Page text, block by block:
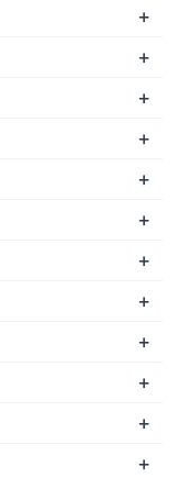
+
+
+
+
+
+
+
+
+
+
+
+